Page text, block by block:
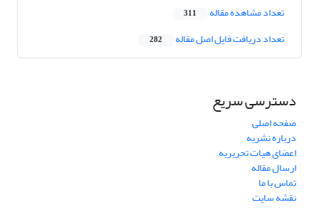
تعداد مشاهده مقاله 311
تعداد دریافت فایل اصل مقاله 282
دسترسی سریع
صفحه اصلی
درباره نشریه
اعضای هیات تحریریه
ارسال مقاله
تماس با ما
نقشه سایت